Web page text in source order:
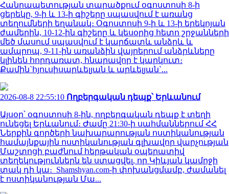
Հանրապետության տարածքում օգոստոսի 8-ի
ցերեկը, 9-ի և 13-ի գիշերը սպասվում է առանց
տեղումների եղանակ։ Օգոստոսի 9-ի և 13-ի երեկոյան
ժամերին, 10-12-ին գիշերը և կեսօրից հետո շրջանների
մեծ մասում սպասվում է կարճատև անձրև և
ամպրոպ, 9-11-ին առանձին վայրերում անձրևները
կլինեն հորդառատ, հնարավոր է կարկուտ։
Քամին`հյուսիսարևելյան և արևելյան`...
2026-08-8 22:55:10 Ողբերգական դեպք՝ Երևանում
Այսօր՝ օգոստոսի 8-ին, ողբերգական դեպք է տեղի
ունեցել Երևանում։ Ժամը 21:30-ի սահմաններում ՀՀ
Ներքին գործերի նախարարության ոստիկանության
համայնքային ոստիկանության գլխավոր վարչության
Մաշտոցի բաժնում հերթական օպերատիվ
տեղեկություններն են ստացվել, որ Կիևյան կամրջի
տակ դի կա։ Shamshyan.com-ի փոխանցմամբ, ժամանել
է ոստիկանության Մա...